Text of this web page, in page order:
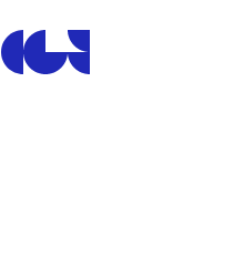
Centre de la Gravure